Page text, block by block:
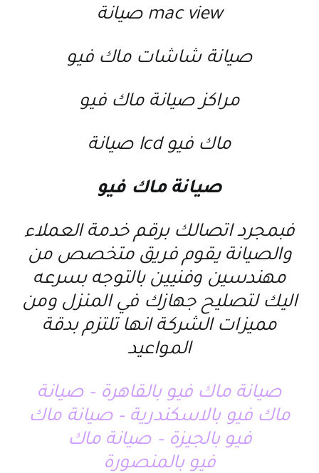
mac view صيانة
صيانة شاشات ماك فيو
مراكز صيانة ماك فيو
ماك فيو lcd صيانة
صيانة ماك فيو
فبمجرد اتصالك برقم خدمة العملاء
والصيانة يقوم فريق متخصص من
مهندسين وفنيين بالتوجه بسرعه
اليك لتصليح جهازك في المنزل ومن
مميزات الشركة انها تلتزم بدقة
المواعيد
صيانة ماك فيو بالقاهرة – صيانة
ماك فيو بالاسكندرية – صيانة ماك
فيو بالجيزة – صيانة ماك
فيو بالمنصورة